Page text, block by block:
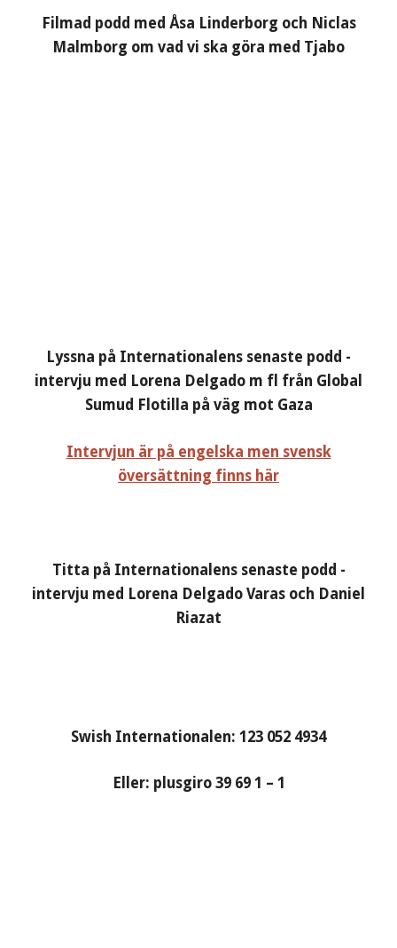
Filmad podd med Åsa Linderborg och Niclas
Malmborg om vad vi ska göra med Tjabo
Lyssna på Internationalens senaste podd -
intervju med Lorena Delgado m fl från Global
Sumud Flotilla på väg mot Gaza
Intervjun är på engelska men svensk
översättning finns här
Titta på Internationalens senaste podd -
intervju med Lorena Delgado Varas och Daniel
Riazat
Swish Internationalen: 123 052 4934
Eller: plusgiro 39 69 1 – 1